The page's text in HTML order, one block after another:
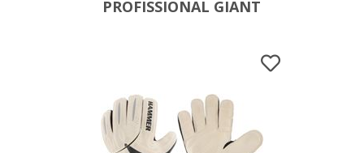
PROFISSIONAL GIANT